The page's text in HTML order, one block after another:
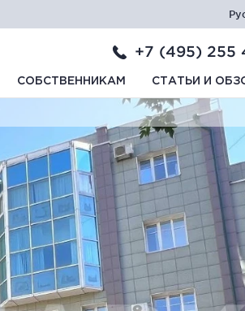
+7 (495) 255
СОБСТВЕННИКАМ СТАТЬИ И